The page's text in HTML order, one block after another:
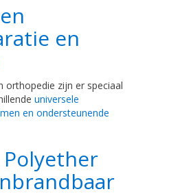
en
orthopedie zijn er speciaal
universele
en ondersteunende